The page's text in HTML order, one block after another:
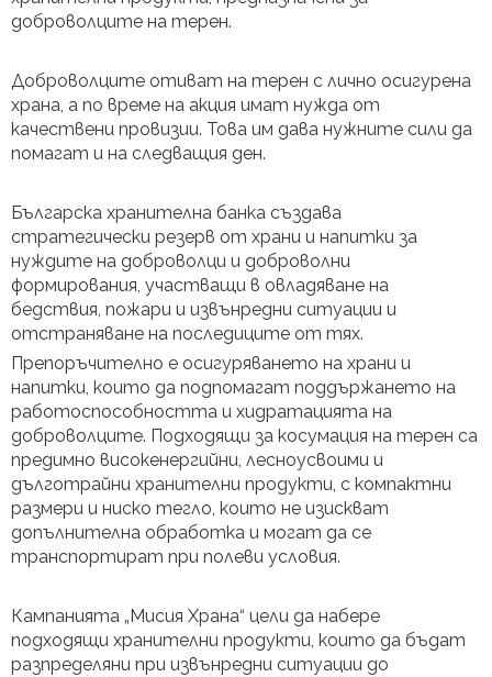
доброволците на терен.
Доброволците отиват на терен с лично осигурена
храна, а по време на акция имат нужда от
качествени провизии. Това им дава нужните сили да
помагат и на следващия ден.
Българска хранителна банка създава
стратегически резерв от храни и напитки за
нуждите на доброволци и доброволни
формирования, участващи в овладяване на
бедствия, пожари и извънредни ситуации и
отстраняване на последиците от тях.
Препоръчително е осигуряването на храни и
напитки, които да подпомагат поддържането на
работоспособността и хидратацията на
доброволците. Подходящи за косумация на терен са
предимно високенергийни, лесноусвоими и
дълготрайни хранителни продукти, с компактни
размери и ниско тегло, които не изискват
допълнителна обработка и могат да се
транспортират при полеви условия.
Кампанията „Мисия Храна“ цели да набере
подходящи хранителни продукти, които да бъдат
разпределяни при извънредни ситуации до